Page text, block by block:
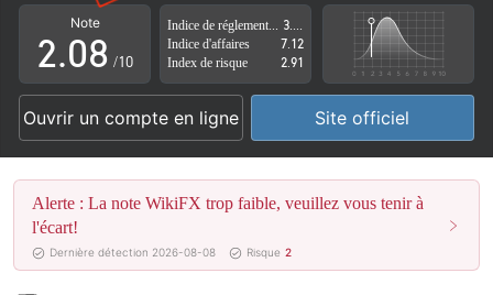
Région d'affaires suspectée
Risque élevé potentiel
Note
2
3
4
5
6
7
.0
1
2
3
4
5
8
9
/10
Indice d'affaires
7.12
Index de risque
2.91
Ouvrir un compte en ligne Site officiel
Alerte : La note WikiFX trop faible, veuillez vous tenir à
l'écart!
Dernière détection 2026-08-08 Risque 2